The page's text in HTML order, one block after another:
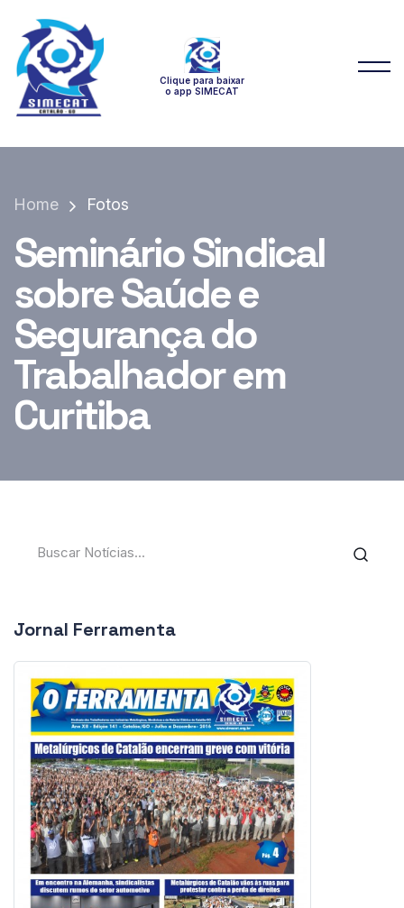
Clique para baixar
o app SIMECAT
Home Fotos
Seminário Sindical
sobre Saúde e
Segurança do
Trabalhador em
Curitiba
Jornal Ferramenta